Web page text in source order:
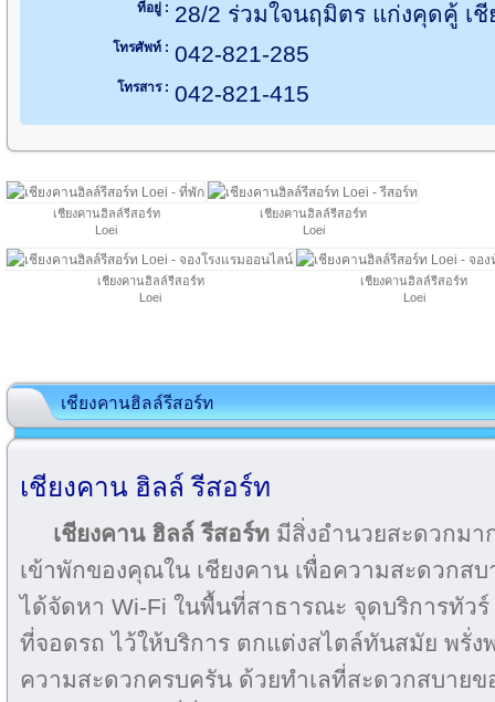
ที่อยู่ : 28/2 ร่วมใจนฤมิตร แก่งคุดคู้ เชี
โทรศัพท์ : 042-821-285
โทรสาร : 042-821-415
เชียงคานฮิลล์รีสอร์ท
Loei
เชียงคานฮิลล์รีสอร์ท
Loei
เชียงคานฮิลล์รีสอร์ท
Loei
เชียงคานฮิลล์รีสอร์ท
Loei
เชียงคานฮิลล์รีสอร์ท
เชียงคาน ฮิลล์ รีสอร์ท
เชียงคาน ฮิลล์ รีสอร์ท มีสิ่งอำนวยสะดวกม
เข้าพักของคุณใน เชียงคาน เพื่อความสะดวกสบ
ได้จัดหา Wi-Fi ในพื้นที่สาธารณะ จุดบริการทัวร์
ที่จอดรถ ไว้ให้บริการ ตกแต่งสไตล์ทันสมัย พรั่
ความสะดวกครบครัน ด้วยทำเลที่สะดวกสบาย